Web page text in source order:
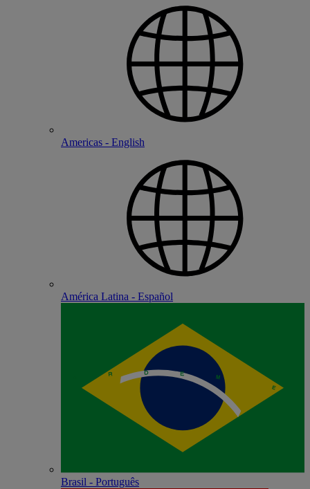
Americas - English
América Latina - Español
Brasil - Português